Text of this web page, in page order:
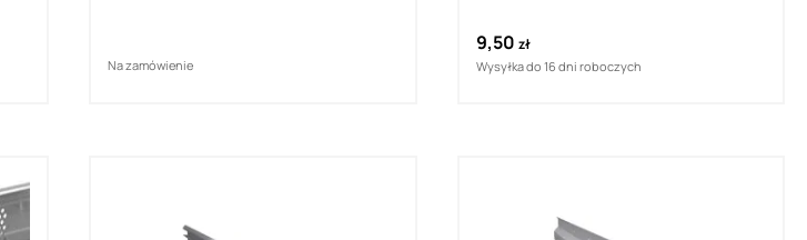
Na zamówienie
9,50 zł
Wysyłka do 16 dni roboczych